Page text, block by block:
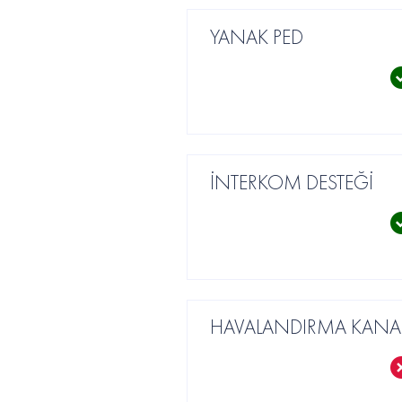
YANAK PED
İNTERKOM DESTEĞİ
HAVALANDIRMA